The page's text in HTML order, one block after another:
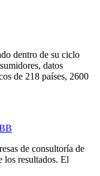
dentro de su ciclo
datos
de 218 países, 2600
de consultoría de
los resultados. El